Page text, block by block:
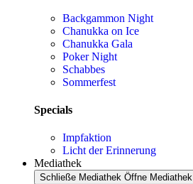
Backgammon Night
Chanukka on Ice
Chanukka Gala
Poker Night
Schabbes
Sommerfest
Specials
Impfaktion
Licht der Erinnerung
Mediathek
Schließe Mediathek Öffne Mediathek